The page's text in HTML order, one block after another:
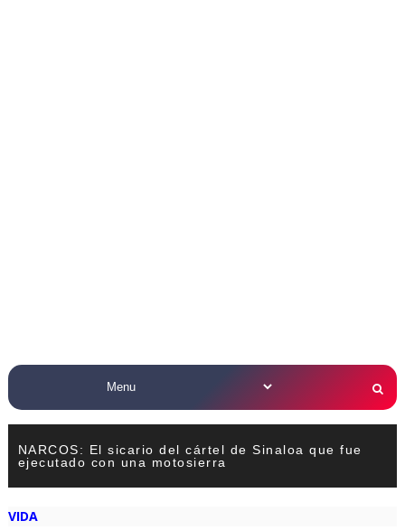
NARCOS: El sicario del cártel de Sinaloa que fue
ejecutado con una motosierra
VIDA